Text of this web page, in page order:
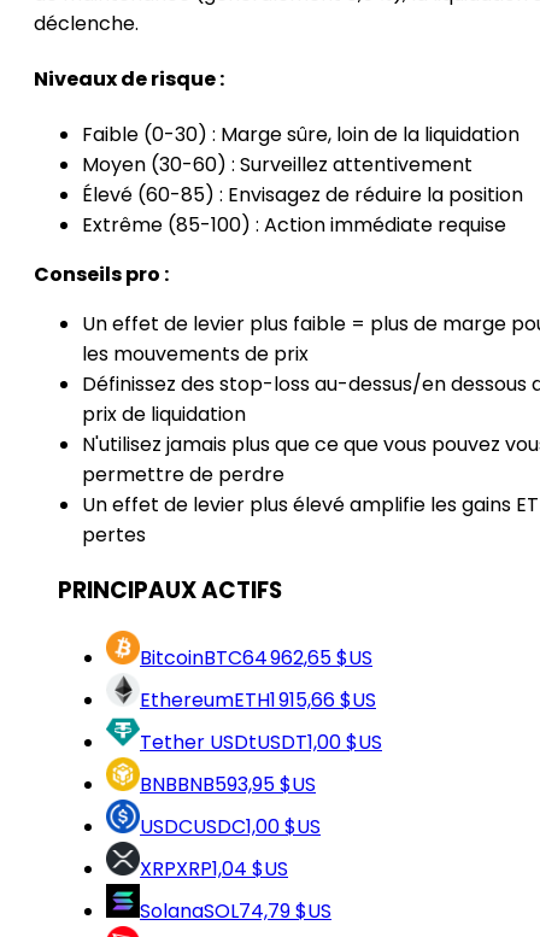
déclenche.
Niveaux de risque :
Faible (0-30) : Marge sûre, loin de la liquidation
Moyen (30-60) : Surveillez attentivement
Élevé (60-85) : Envisagez de réduire la position
Extrême (85-100) : Action immédiate requise
Conseils pro :
Un effet de levier plus faible = plus de marge
les mouvements de prix
Définissez des stop-loss au-dessus/en dessous
prix de liquidation
N'utilisez jamais plus que ce que vous pouvez
permettre de perdre
Un effet de levier plus élevé amplifie les gains
pertes
PRINCIPAUX ACTIFS
BitcoinBTC64 962,65 $US
EthereumETH1 915,66 $US
Tether USDtUSDT1,00 $US
BNBBNB593,95 $US
USDCUSDC1,00 $US
XRPXRP1,04 $US
SolanaSOL74,79 $US